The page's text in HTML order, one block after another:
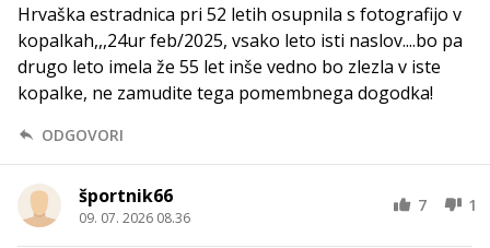
Hrvaška estradnica pri 52 letih osupnila s fotografijo v
kopalkah,,,24ur feb/2025, vsako leto isti naslov....bo pa
drugo leto imela že 55 let inše vedno bo zlezla v iste
kopalke, ne zamudite tega pomembnega dogodka!
ODGOVORI
športnik66
09. 07. 2026 08.36
7 1